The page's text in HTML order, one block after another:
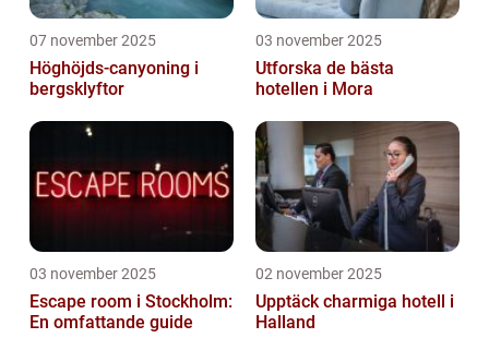
07 november 2025
Höghöjds-canyoning i
bergsklyftor
03 november 2025
Utforska de bästa
hotellen i Mora
03 november 2025
Escape room i Stockholm:
En omfattande guide
02 november 2025
Upptäck charmiga hotell i
Halland